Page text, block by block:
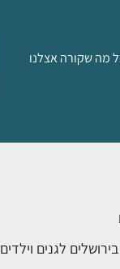
מה שקורה אצלנו
לגנים וילדים